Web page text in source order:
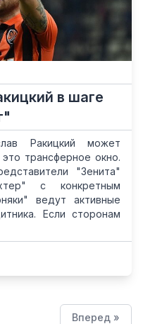
в шаге
Ракицкий может
трансферное окно.
"Зенита"
с конкретным
ведут активные
Если сторонам
Вперед »